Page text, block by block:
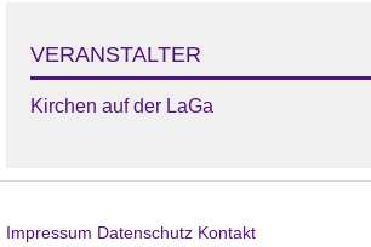
VERANSTALTER
Kirchen auf der LaGa
Impressum Datenschutz Kontakt